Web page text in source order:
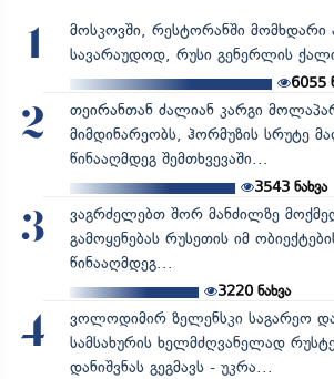
1
მოსკოვში, რესტორანში მომხდარი
სავარაუდოდ, რუსი გენერლის
6055
2
თეირანთან ძალიან კარგი
მიმდინარეობს, ჰორმუზის სრუტე
წინააღმდეგ შემთხვევაში...
3543ნახვა
3
ვაგრძელებთ შორ მანძილზე
გამოყენებას რუსეთის იმ
წინააღმდეგ...
3220ნახვა
4
ვოლოდიმირ ზელენსკი საგარეო
სამსახურის ხელმძღვანელად
დანიშვნას გეგმავს - უკრა...